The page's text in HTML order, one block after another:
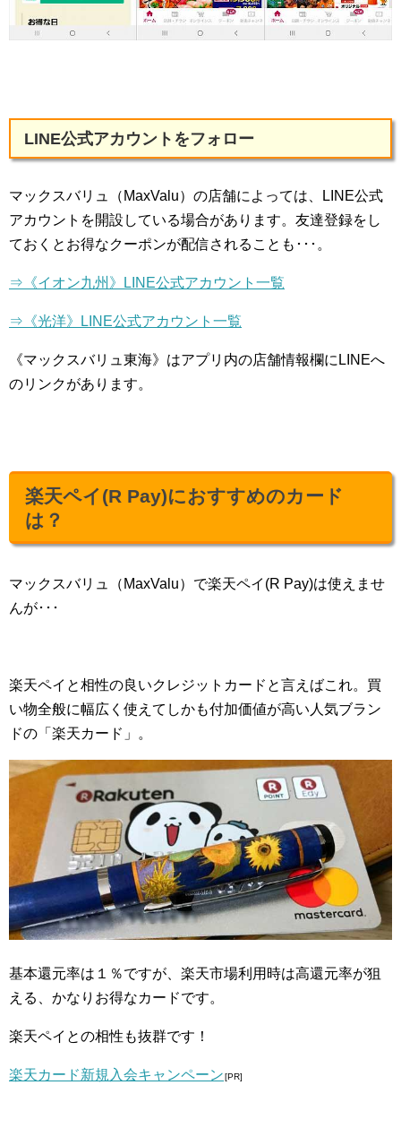
LINE公式アカウントをフォロー
マックスバリュ（MaxValu）の店舗によっては、LINE公式
アカウントを開設している場合があります。友達登録をし
ておくとお得なクーポンが配信されることも･･･。
⇒《イオン九州》LINE公式アカウント一覧
⇒《光洋》LINE公式アカウント一覧
《マックスバリュ東海》はアプリ内の店舗情報欄にLINEへ
のリンクがあります。
楽天ペイ(R Pay)におすすめのカード
は？
マックスバリュ（MaxValu）で楽天ペイ(R Pay)は使えませ
んが･･･
楽天ペイと相性の良いクレジットカードと言えばこれ。買
い物全般に幅広く使えてしかも付加価値が高い人気ブラン
ドの「楽天カード」。
基本還元率は１％ですが、楽天市場利用時は高還元率が狙
える、かなりお得なカードです。
楽天ペイとの相性も抜群です！
楽天カード新規入会キャンペーン[PR]